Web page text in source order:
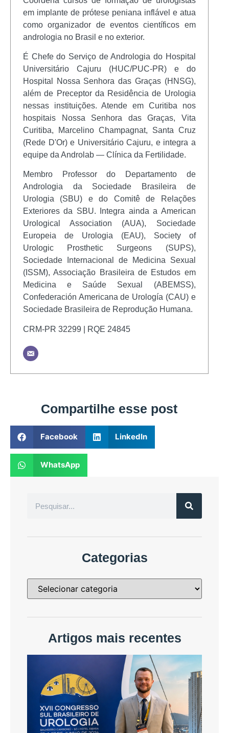
em implante de prótese peniana inflável e atua
como organizador de eventos científicos em
andrologia no Brasil e no exterior.
É Chefe do Serviço de Andrologia do Hospital
Universitário Cajuru (HUC/PUC-PR) e do
Hospital Nossa Senhora das Graças (HNSG),
além de Preceptor da Residência de Urologia
nessas instituições. Atende em Curitiba nos
hospitais Nossa Senhora das Graças, Vita
Curitiba, Marcelino Champagnat, Santa Cruz
(Rede D'Or) e Universitário Cajuru, e integra a
equipe da Androlab — Clínica da Fertilidade.
Membro Professor do Departamento de
Andrologia da Sociedade Brasileira de
Urologia (SBU) e do Comitê de Relações
Exteriores da SBU. Integra ainda a American
Urological Association (AUA), Sociedade
Europeia de Urologia (EAU), Society of
Urologic Prosthetic Surgeons (SUPS),
Sociedade Internacional de Medicina Sexual
(ISSM), Associação Brasileira de Estudos em
Medicina e Saúde Sexual (ABEMSS),
Confederación Americana de Urología (CAU) e
Sociedade Brasileira de Reprodução Humana.
CRM-PR 32299 | RQE 24845
Compartilhe esse post
Facebook LinkedIn
WhatsApp
Categorias
Artigos mais recentes